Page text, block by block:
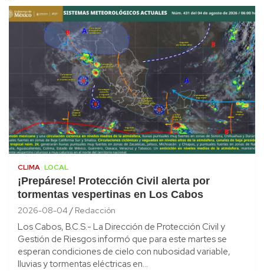
CLIMA LOCAL
¡Prepárese! Protección Civil alerta por
tormentas vespertinas en Los Cabos
2026-08-04 Redacción
Los Cabos, B.C.S.- La Dirección de Protección Civil y
Gestión de Riesgos informó que para este martes se
esperan condiciones de cielo con nubosidad variable,
lluvias y tormentas eléctricas en…